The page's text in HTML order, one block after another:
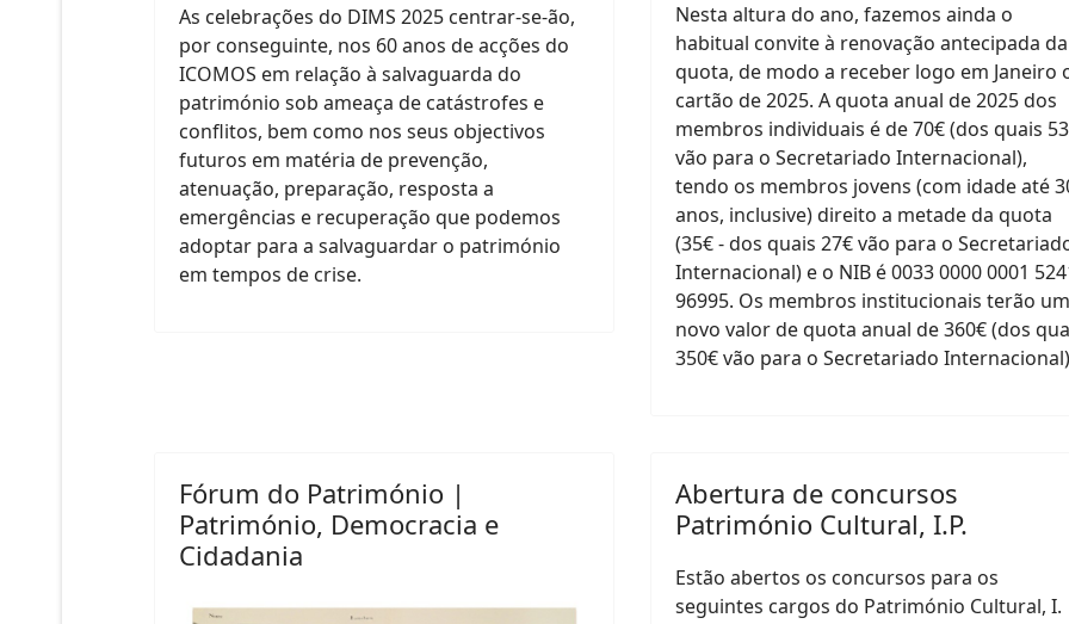
As celebrações do DIMS 2025 centrar-se-ão,
por conseguinte, nos 60 anos de acções do
ICOMOS em relação à salvaguarda do
património sob ameaça de catástrofes e
conflitos, bem como nos seus objectivos
futuros em matéria de prevenção,
atenuação, preparação, resposta a
emergências e recuperação que podemos
adoptar para a salvaguardar o património
em tempos de crise.
Nesta altura do ano, fazemos ainda o
habitual convite à renovação antecipada da
quota, de modo a receber logo em Janeiro
cartão de 2025. A quota anual de 2025 dos
membros individuais é de 70€ (dos quais
vão para o Secretariado Internacional),
tendo os membros jovens (com idade até
anos, inclusive) direito a metade da quota
(35€ - dos quais 27€ vão para o
Internacional) e o NIB é 0033 0000 0001
96995. Os membros institucionais terão um
novo valor de quota anual de 360€ (dos
350€ vão para o Secretariado
Fórum do Património |
Património, Democracia e
Cidadania
Abertura de concursos
Património Cultural, I.P.
Estão abertos os concursos para os
seguintes cargos do Património Cultural, I.